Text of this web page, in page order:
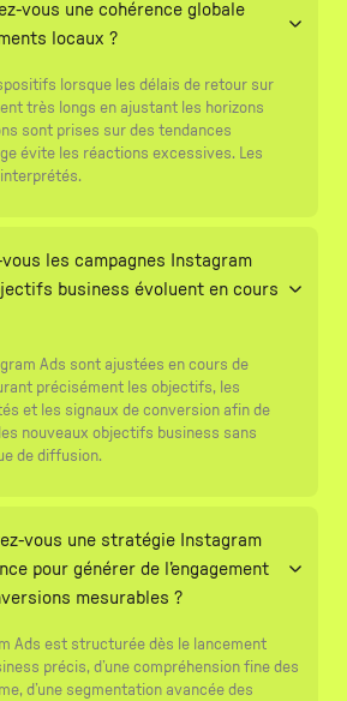
vous une cohérence globale
locaux ?
lorsque les délais de retour sur
très longs en ajustant les horizons
sont prises sur des tendances
évite les réactions excessives. Les
les campagnes Instagram
business évoluent en cours
Ads sont ajustées en cours de
précisément les objectifs, les
et les signaux de conversion afin de
nouveaux objectifs business sans
de diffusion.
vous une stratégie Instagram
pour générer de l’engagement
mesurables ?
Ads est structurée dès le lancement
précis, d’une compréhension fine des
d’une segmentation avancée des